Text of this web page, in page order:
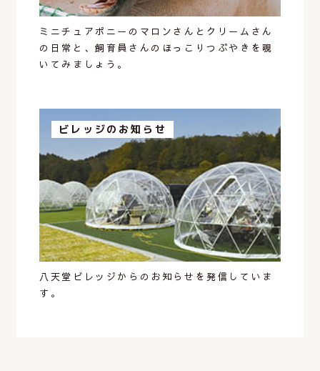
ミニチュアポニーのマロンさんとクリームさん
の日常と、飼育員さんのほっこりつぶやきを覗
いてみましょう。
ビレッジのお知らせ
八天堂ビレッジからのお知らせを発信していま
す。